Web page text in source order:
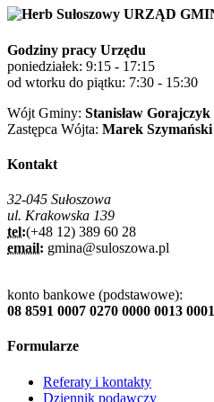
URZĄD
Godziny pracy Urzędu
poniedziałek: 9:15 - 17:15
od wtorku do piątku: 7:30 - 15:30
Wójt Gminy: Stanisław Gorajczyk
Zastępca Wójta: Marek Szymański
Kontakt
32-045 Sułoszowa
ul. Krakowska 139
tel:(+48 12) 389 60 28
email: gmina@suloszowa.pl
konto bankowe (podstawowe):
08 8591 0007 0270 0000 0013 0001
Formularze
Referaty i kontakty
Dziennik podawczy